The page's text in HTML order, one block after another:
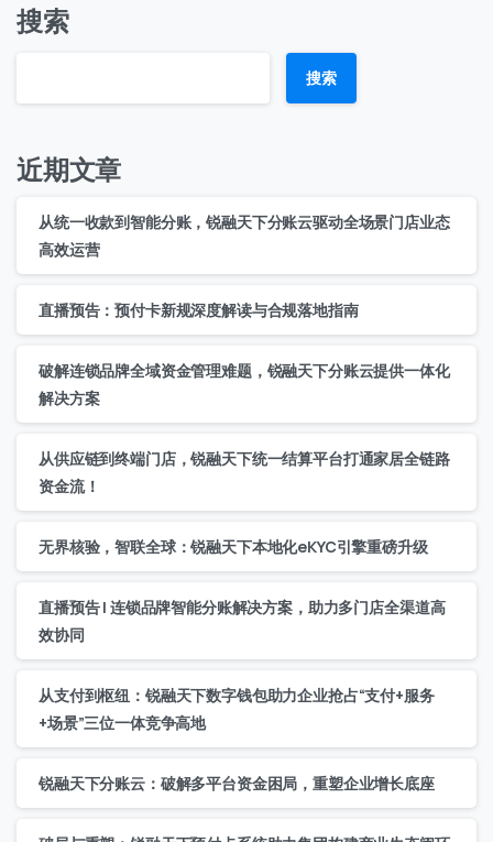
搜索
搜索
近期文章
从统一收款到智能分账，锐融天下分账云驱动全场景门店业态
高效运营
直播预告：预付卡新规深度解读与合规落地指南
破解连锁品牌全域资金管理难题，锐融天下分账云提供一体化
解决方案
从供应链到终端门店，锐融天下统一结算平台打通家居全链路
资金流！
无界核验，智联全球：锐融天下本地化eKYC引擎重磅升级
直播预告 | 连锁品牌智能分账解决方案，助力多门店全渠道高
效协同
从支付到枢纽：锐融天下数字钱包助力企业抢占“支付+服务
+场景”三位一体竞争高地
锐融天下分账云：破解多平台资金困局，重塑企业增长底座